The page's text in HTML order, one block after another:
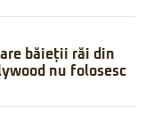
băieții răi din
nu folosesc